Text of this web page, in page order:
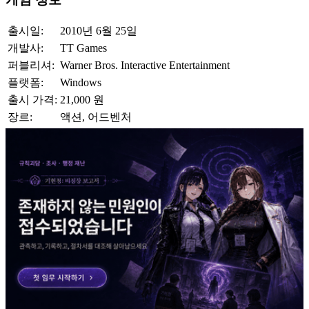
출시일:
2010년 6월 25일
개발사:
TT Games
퍼블리셔: Warner Bros. Interactive Entertainment
플랫폼:
Windows
출시 가격: 21,000 원
장르:
액션, 어드벤처